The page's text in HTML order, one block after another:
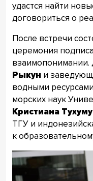
удастся найти
договориться о
После встречи
церемония
взаимопонимании.
Рыкун и
водными
морских наук
Кристиана
ТГУ и
к